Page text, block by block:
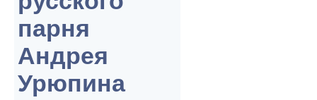
парня
Андрея
Урюпина